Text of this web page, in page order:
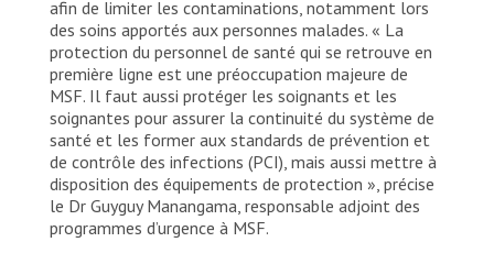
afin de limiter les contaminations, notamment lors
des soins apportés aux personnes malades. « La
protection du personnel de santé qui se retrouve en
première ligne est une préoccupation majeure de
MSF. Il faut aussi protéger les soignants et les
soignantes pour assurer la continuité du système de
santé et les former aux standards de prévention et
de contrôle des infections (PCI), mais aussi mettre à
disposition des équipements de protection », précise
le Dr Guyguy Manangama, responsable adjoint des
programmes d’urgence à MSF.